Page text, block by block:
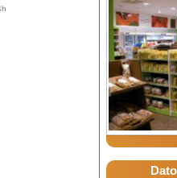
del sector de la
una sólida
Si además, se
alta dentro del
plazo.
capacidad de